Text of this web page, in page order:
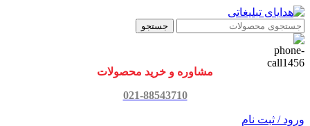
جستجو
مشاوره و خرید محصولات
021-88543710
ورود / ثبت نام